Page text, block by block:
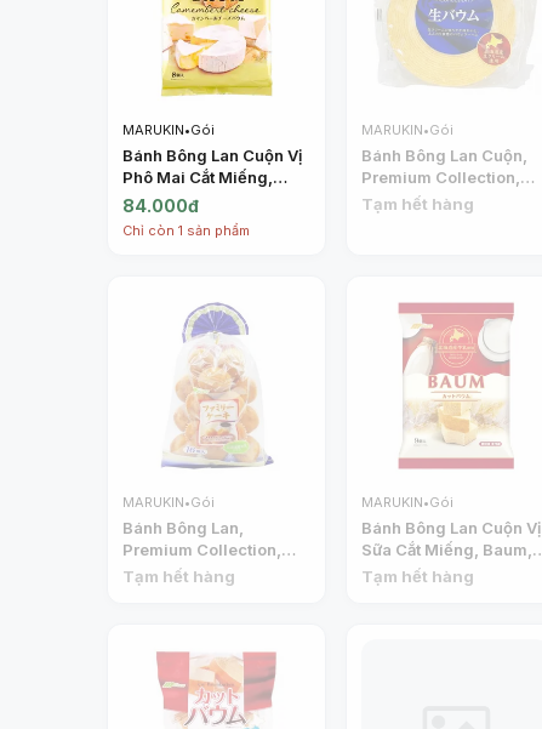
MARUKIN•Gói
Bánh Bông Lan Cuộn Vị
Phô Mai Cắt Miếng,
Baum Camembert
Cheese, 8 Cái (160g) -
84.000đ
Chỉ còn 1 sản phẩm
MARUKIN•Gói
Bánh Bông Lan Cuộn,
Premium Collection,
Baumkuchen (260g) -
Tạm hết hàng
MARUKIN•Gói
Bánh Bông Lan,
Premium Collection,
Cupcakes, 16 Cái
Tạm hết hàng
MARUKIN•Gói
Bánh Bông Lan Cuộn Vị
Sữa Cắt Miếng, Baum,
Hokkaido Milk
Tạm hết hàng